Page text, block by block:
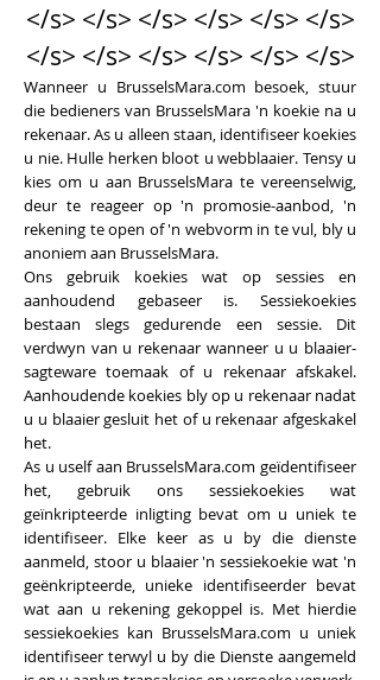
</s> </s> </s> </s> </s> </s>
</s> </s> </s> </s> </s> </s>
Wanneer u BrusselsMara.com besoek, stuur
die bedieners van BrusselsMara 'n koekie na u
rekenaar. As u alleen staan, identifiseer koekies
u nie. Hulle herken bloot u webblaaier. Tensy u
kies om u aan BrusselsMara te vereenselwig,
deur te reageer op 'n promosie-aanbod, 'n
rekening te open of 'n webvorm in te vul, bly u
anoniem aan BrusselsMara.
Ons gebruik koekies wat op sessies en
aanhoudend gebaseer is. Sessiekoekies
bestaan ​​slegs gedurende een sessie. Dit
verdwyn van u rekenaar wanneer u u blaaier-
sagteware toemaak of u rekenaar afskakel.
Aanhoudende koekies bly op u rekenaar nadat
u u blaaier gesluit het of u rekenaar afgeskakel
het.
As u uself aan BrusselsMara.com geïdentifiseer
het, gebruik ons ​​sessiekoekies wat
geïnkripteerde inligting bevat om u uniek te
identifiseer. Elke keer as u by die dienste
aanmeld, stoor u blaaier 'n sessiekoekie wat 'n
geënkripteerde, unieke identifiseerder bevat
wat aan u rekening gekoppel is. Met hierdie
sessiekoekies kan BrusselsMara.com u uniek
identifiseer terwyl u by die Dienste aangemeld